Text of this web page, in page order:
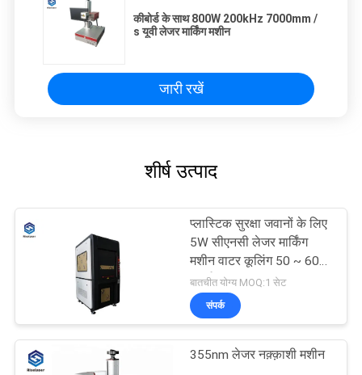
कीबोर्ड के साथ 800W 200kHz 7000mm /
s यूवी लेजर मार्किंग मशीन
जारी रखें
शीर्ष उत्पाद
प्लास्टिक सुरक्षा जवानों के लिए
5W सीएनसी लेजर मार्किंग
मशीन वाटर कूलिंग 50 ~ 60
हर्ट्ज
बातचीत योग्य MOQ:1 सेट
संपर्क
355nm लेजर नक़्क़ाशी मशीन